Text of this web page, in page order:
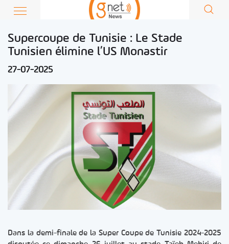
Supercoupe de Tunisie : Le Stade
Tunisien élimine l’US Monastir
27-07-2025
Dans la demi-finale de la Super Coupe de Tunisie 2024-2025